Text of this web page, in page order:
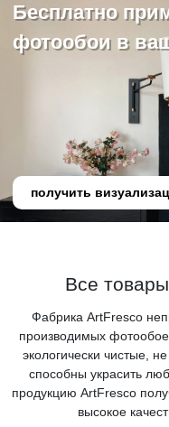
Бесплатно
фотообои в
получить
Все
Фабрика ArtFresco
производимых
экологически чистые,
способны украсить
продукцию ArtFresco
высокое